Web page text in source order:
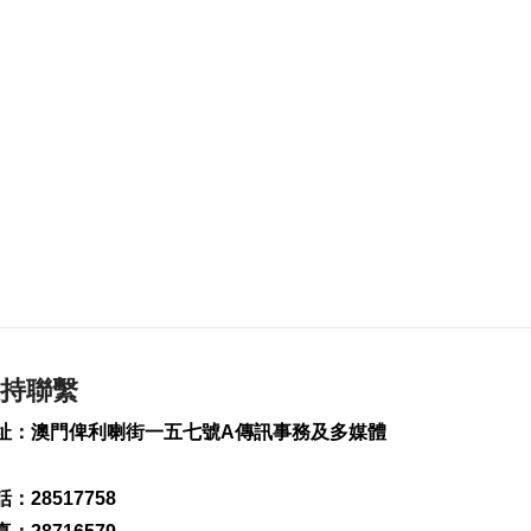
2026-08-09 10:39
聯繫
：澳門俾利喇街一五七號A傳訊事務及多媒體
：28517758